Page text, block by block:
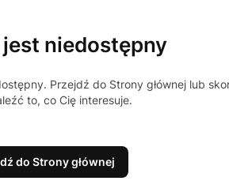
niedostępny
Przejdź do Strony głównej lub
to, co Cię interesuje.
do Strony głównej